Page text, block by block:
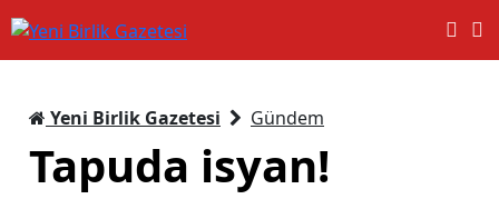
Yeni Birlik Gazetesi Gündem
Tapuda isyan!